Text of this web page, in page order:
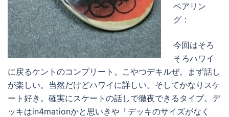
ベアリン
グ：
今回はそろ
そろハワイ
に戻るケントのコンプリート。こやつデキルぜ。まず話し
が楽しい。当然だけどハワイに詳しい。そしてかなりスケ
ート好き。確実にスケートの話しで徹夜できるタイプ。デ
ッキはin4mationかと思いきや「デッキのサイズがなく